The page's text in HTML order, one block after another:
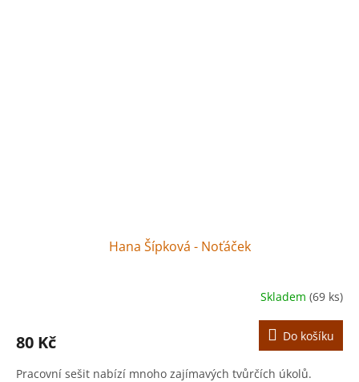
Hana Šípková - Noťáček
Skladem (69 ks)
80 Kč Do košíku
Pracovní sešit nabízí mnoho zajímavých tvůrčích úkolů.